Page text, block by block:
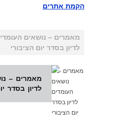
הקמת אתרים
מאמרים – נושאים
לדיון בסדר יום הציבורי
מאמרים –
לדיון בסדר